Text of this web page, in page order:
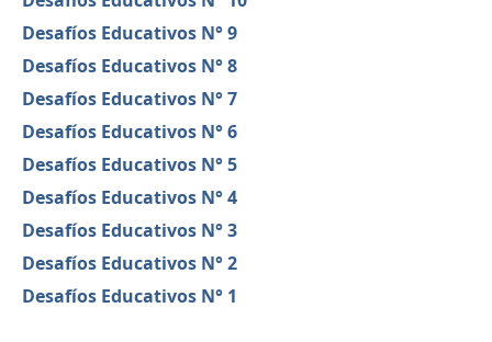
Desafíos Educativos N° 9
Desafíos Educativos N° 8
Desafíos Educativos N° 7
Desafíos Educativos N° 6
Desafíos Educativos N° 5
Desafíos Educativos N° 4
Desafíos Educativos N° 3
Desafíos Educativos N° 2
Desafíos Educativos N° 1